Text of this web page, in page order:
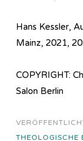
Hans Kessler,
Mainz, 2021,
COPYRIGHT:
Salon Berlin
THEOLOGISCHE